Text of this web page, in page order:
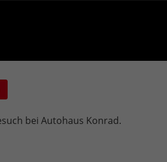
bei Autohaus Konrad.